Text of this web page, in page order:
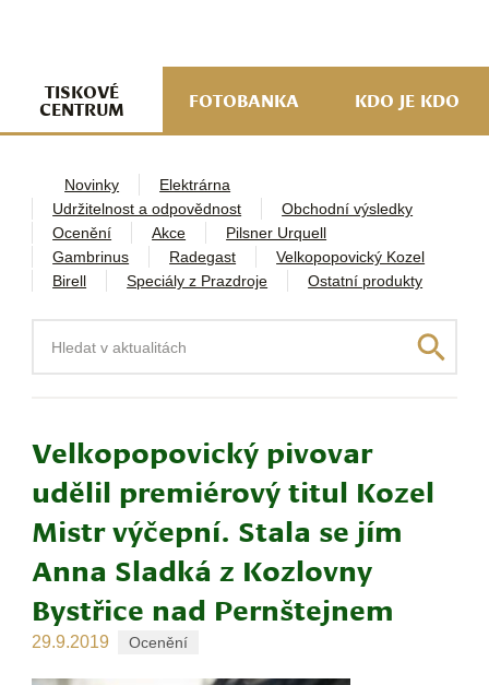
TISKOVÉ
CENTRUM FOTOBANKA KDO JE KDO
Novinky
Elektrárna
Udržitelnost a odpovědnost
Obchodní výsledky
Ocenění
Akce
Pilsner Urquell
Gambrinus
Radegast
Velkopopovický Kozel
Birell
Speciály z Prazdroje Ostatní produkty
Velkopopovický pivovar
udělil premiérový titul Kozel
Mistr výčepní. Stala se jím
Anna Sladká z Kozlovny
Bystřice nad Pernštejnem
29.9.2019 Ocenění